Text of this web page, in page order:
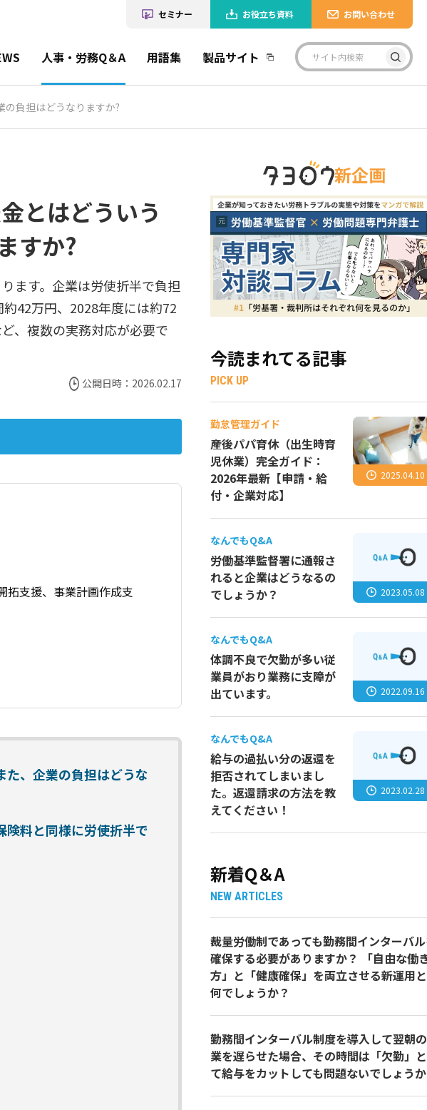
人事・労務Q＆A 用語集 製品サイト
セミナー お役立ち資料 お問い合わせ
負担はどうなりますか?
とはどういう
すか?
ます。企業は労使折半で負担
42万円、2028年度には約72
、複数の実務対応が必要で
公開日時：2026.02.17
拓支援、事業計画作成支
、企業の負担はどうな
険料と同様に労使折半で
新企画
今読まれてる記事
PICK UP
勤怠管理ガイド
産後パパ育休（出生時育
児休業）完全ガイド：
2026年最新【申請・給
付・企業対応】
2025.04.10
なんでもQ&A
労働基準監督署に通報さ
れると企業はどうなるの
でしょうか？
2023.05.08
なんでもQ&A
体調不良で欠勤が多い従
業員がおり業務に支障が
出ています。
2022.09.16
なんでもQ&A
給与の過払い分の返還を
拒否されてしまいまし
た。返還請求の方法を教
えてください！
2023.02.28
新着Q＆A
NEW ARTICLES
裁量労働制であっても勤務間インターバ
確保する必要がありますか？ 「自由な働
方」と「健康確保」を両立させる新運用
何でしょうか？
勤務間インターバル制度を導入して翌朝
業を遅らせた場合、その時間は「欠勤」
て給与をカットしても問題ないでしょう